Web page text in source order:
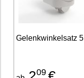
Gelenkwinkelsatz 5
09